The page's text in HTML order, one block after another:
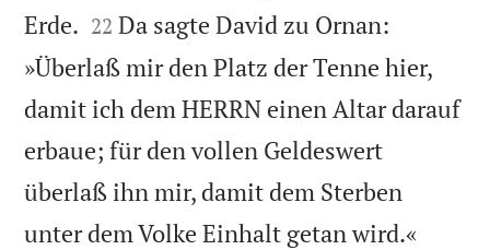
Erde. 

22 Da sagte David zu Ornan:
»Überlaß mir den Platz der Tenne hier,
damit ich dem HERRN einen Altar darauf
erbaue; für den vollen Geldeswert
überlaß ihn mir, damit dem Sterben
unter dem Volke Einhalt getan wird.«